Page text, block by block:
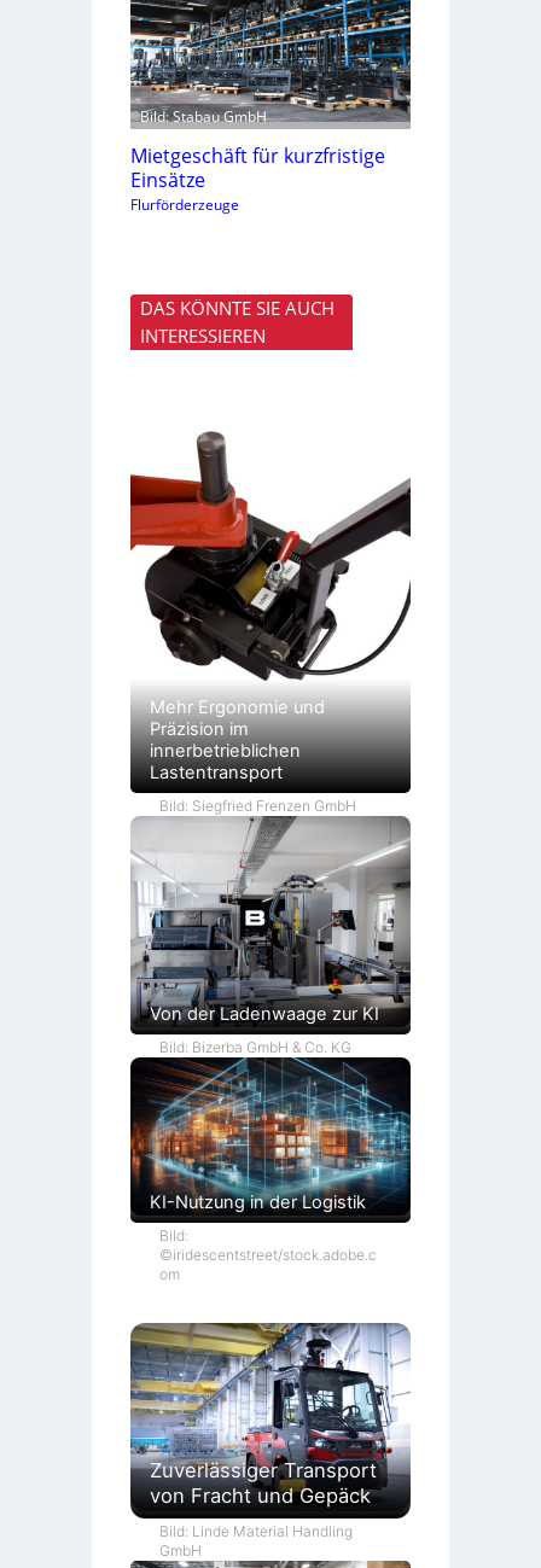
Bild: Stabau GmbH
Mietgeschäft für kurzfristige
Einsätze
Flurförderzeuge
DAS KÖNNTE SIE AUCH
INTERESSIEREN
Mehr Ergonomie und
Präzision im
innerbetrieblichen
Lastentransport
Bild: Siegfried Frenzen GmbH
Von der Ladenwaage zur KI
Bild: Bizerba GmbH & Co. KG
KI-Nutzung in der Logistik
Bild:
©iridescentstreet/stock.adobe.c
om
Zuverlässiger Transport
von Fracht und Gepäck
Bild: Linde Material Handling
GmbH